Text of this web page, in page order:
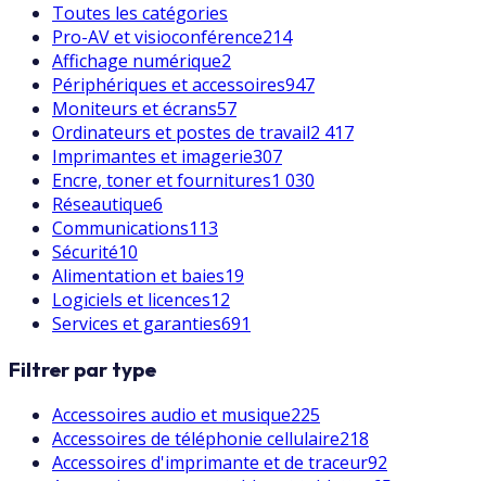
Toutes les catégories
Pro-AV et visioconférence214
Affichage numérique2
Périphériques et accessoires947
Moniteurs et écrans57
Ordinateurs et postes de travail2 417
Imprimantes et imagerie307
Encre, toner et fournitures1 030
Réseautique6
Communications113
Sécurité10
Alimentation et baies19
Logiciels et licences12
Services et garanties691
Filtrer par type
Accessoires audio et musique225
Accessoires de téléphonie cellulaire218
Accessoires d'imprimante et de traceur92